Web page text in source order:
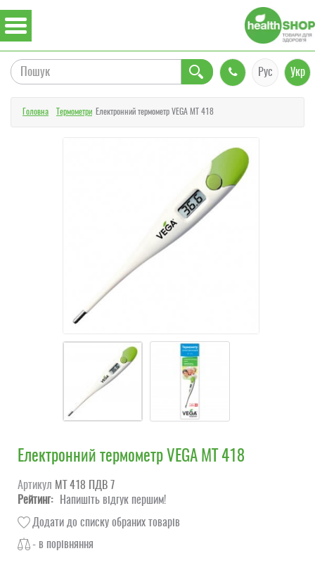
Рус Укр
Головна Термометри Електронний термометр VEGA MT 418
Електронний термометр VEGA MT 418
Артикул МТ 418 ПДВ 7
Рейтинг:
Напишіть відгук першим!
Додати до списку обраних товарів
- в порівняння